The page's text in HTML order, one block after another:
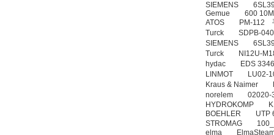
SIEMENS
Gemue 600
ATOS PM-112
Turck SDPB-
SIEMENS
Turck NI12U-
hydac EDS
LINMOT LU02-
Kraus & Naimer
norelem 02020-
HYDROKOMP
BOEHLER UTP
STROMAG
elma ElmaSteam